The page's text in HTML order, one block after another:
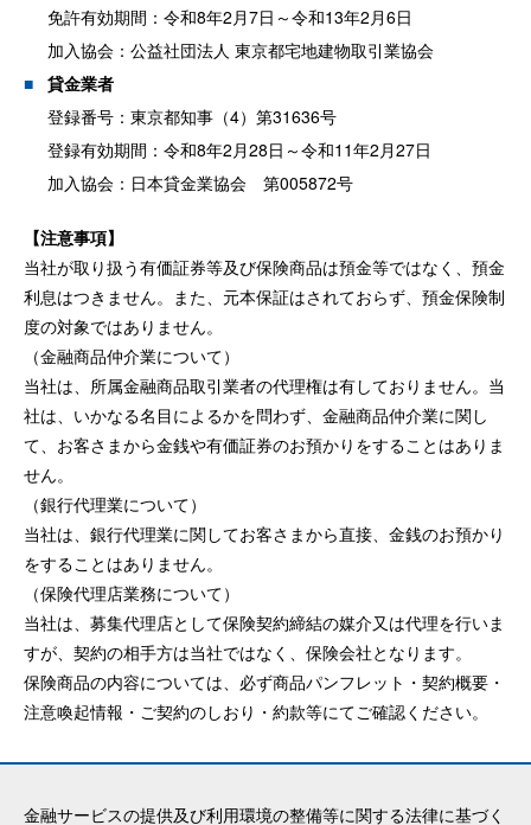
免許有効期間：令和8年2月7日～令和13年2月6日
加入協会：公益社団法人 東京都宅地建物取引業協会
貸金業者
登録番号：東京都知事（4）第31636号
登録有効期間：令和8年2月28日～令和11年2月27日
加入協会：日本貸金業協会 第005872号
【注意事項】
当社が取り扱う有価証券等及び保険商品は預金等ではなく、預金
利息はつきません。また、元本保証はされておらず、預金保険制
度の対象ではありません。
（金融商品仲介業について）
当社は、所属金融商品取引業者の代理権は有しておりません。当
社は、いかなる名目によるかを問わず、金融商品仲介業に関し
て、お客さまから金銭や有価証券のお預かりをすることはありま
せん。
（銀行代理業について）
当社は、銀行代理業に関してお客さまから直接、金銭のお預かり
をすることはありません。
（保険代理店業務について）
当社は、募集代理店として保険契約締結の媒介又は代理を行いま
すが、契約の相手方は当社ではなく、保険会社となります。
保険商品の内容については、必ず商品パンフレット・契約概要・
注意喚起情報・ご契約のしおり・約款等にてご確認ください。
金融サービスの提供及び利用環境の整備等に関する法律に基づく